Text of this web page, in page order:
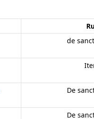
de
De
De